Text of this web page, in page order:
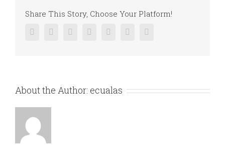
Share This Story, Choose Your Platform!
FacebookTwitter LinkedinReddit Google+Pinterest
About the Author: ecualas